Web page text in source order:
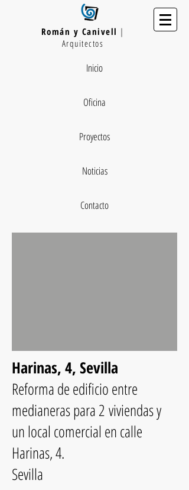
Román y Canivell |
Arquitectos
Inicio
Oficina
Proyectos
Noticias
Contacto
Harinas, 4, Sevilla
Reforma de edificio entre
medianeras para 2 viviendas y
un local comercial en calle
Harinas, 4.
Sevilla